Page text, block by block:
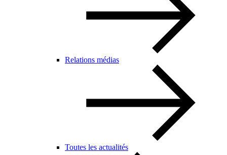
Relations médias
Toutes les actualités